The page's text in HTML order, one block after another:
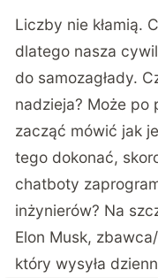
Liczby nie kłamią.
dlatego nasza
do samozagłady.
nadzieja? Może
zacząć mówić jak
tego dokonać,
chatboty
inżynierów? Na
Elon Musk,
który wysyła